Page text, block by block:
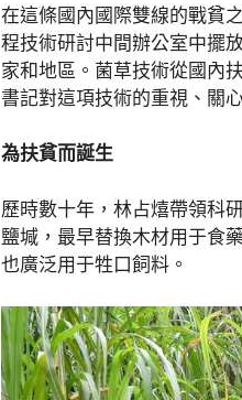
在這條國內國際雙線的戰貧
程技術研討中間辦公室中擺
家和地區。菌草技術從國內
書記對這項技術的重視、關
為扶貧而誕生
歷時數十年，林占熺帶領科
鹽堿，最早替換木材用于食
也廣泛用于牲口飼料。